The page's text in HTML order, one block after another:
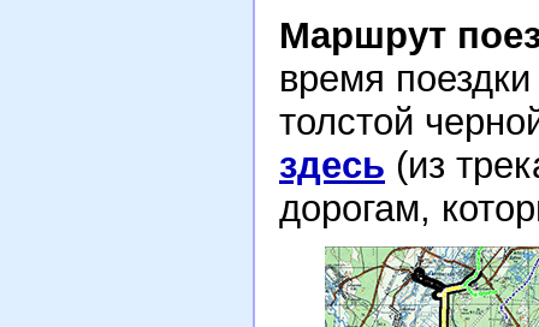
Маршрут
время
толстой
здесь (из
дорогам,